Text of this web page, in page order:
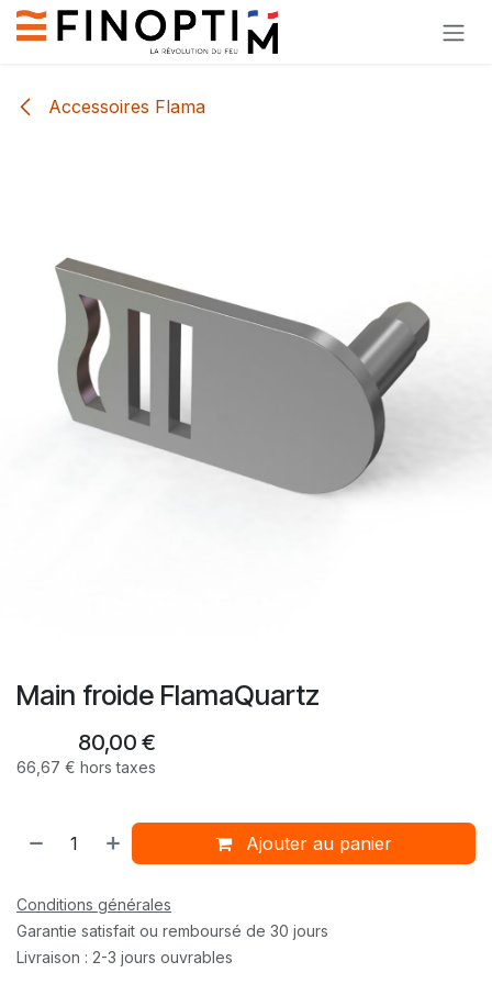
Se rendre au contenu
Accessoires Flama
Main froide FlamaQuartz
80,00 €
66,67 € hors taxes
Ajouter au panier
Conditions générales
Garantie satisfait ou remboursé de 30 jours
Livraison : 2-3 jours ouvrables